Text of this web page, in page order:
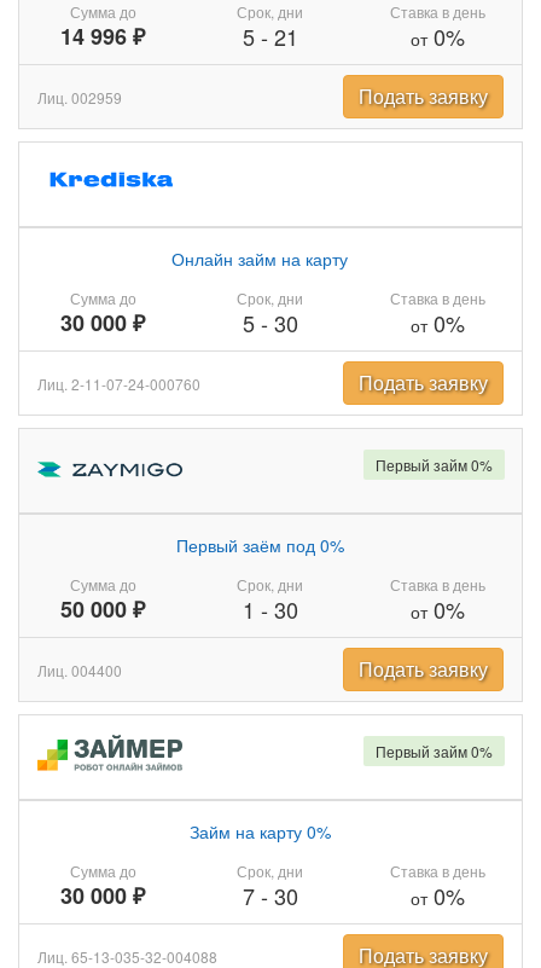
Сумма до
14 996 ₽
Срок, дни
5- 21
Ставка в день
от0%
Лиц. 002959 Подать заявку
Сумма до
30 000 ₽
Онлайн займ на карту
Срок, дни
5- 30
Ставка в день
от0%
Лиц. 2-11-07-24-000760 Подать заявку
Сумма до
50 000 ₽
Первый заём под 0%
Срок, дни
1 - 30
Ставка в день
от0%
Первый займ 0%
Лиц. 004400 Подать заявку
Сумма до
30 000 ₽
Займ на карту 0%
Срок, дни
7- 30
Ставка в день
от0%
Первый займ 0%
Лиц. 65-13-035-32-004088 Подать заявку